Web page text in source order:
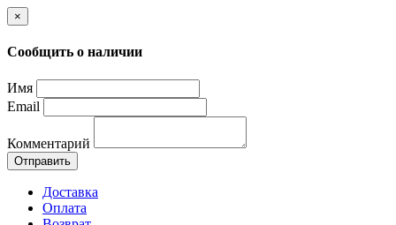
×
Сообщить о наличии
Имя
Email
Комментарий
Отправить
Доставка
Оплата